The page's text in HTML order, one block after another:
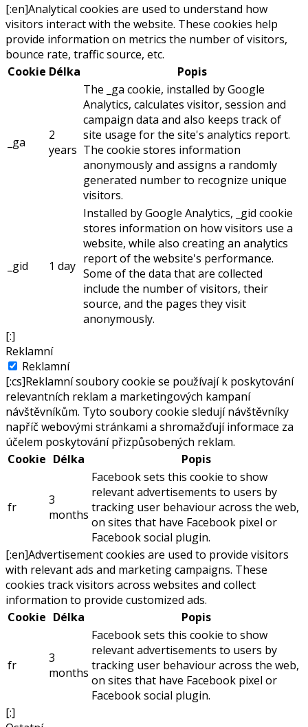
[:en]Analytical cookies are used to understand how
visitors interact with the website. These cookies help
provide information on metrics the number of visitors,
bounce rate, traffic source, etc.
Cookie Délka Popis
_ga
2
years
The _ga cookie, installed by Google
Analytics, calculates visitor, session and
campaign data and also keeps track of
site usage for the site's analytics report.
The cookie stores information
anonymously and assigns a randomly
generated number to recognize unique
visitors.
_gid 1 day
Installed by Google Analytics, _gid cookie
stores information on how visitors use a
website, while also creating an analytics
report of the website's performance.
Some of the data that are collected
include the number of visitors, their
source, and the pages they visit
anonymously.
[:]
Reklamní
Reklamní
[:cs]Reklamní soubory cookie se používají k poskytování
relevantních reklam a marketingových kampaní
návštěvníkům. Tyto soubory cookie sledují návštěvníky
napříč webovými stránkami a shromažďují informace za
účelem poskytování přizpůsobených reklam.
Cookie Délka Popis
fr
3
months
Facebook sets this cookie to show
relevant advertisements to users by
tracking user behaviour across the web,
on sites that have Facebook pixel or
Facebook social plugin.
[:en]Advertisement cookies are used to provide visitors
with relevant ads and marketing campaigns. These
cookies track visitors across websites and collect
information to provide customized ads.
Cookie Délka Popis
fr
3
months
Facebook sets this cookie to show
relevant advertisements to users by
tracking user behaviour across the web,
on sites that have Facebook pixel or
Facebook social plugin.
[:]